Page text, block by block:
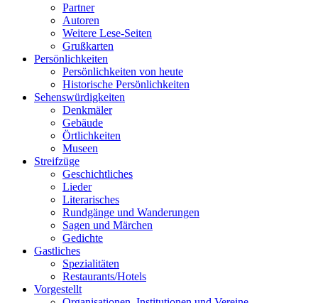
Partner
Autoren
Weitere Lese-Seiten
Grußkarten
Persönlichkeiten
Persönlichkeiten von heute
Historische Persönlichkeiten
Sehenswürdigkeiten
Denkmäler
Gebäude
Örtlichkeiten
Museen
Streifzüge
Geschichtliches
Lieder
Literarisches
Rundgänge und Wanderungen
Sagen und Märchen
Gedichte
Gastliches
Spezialitäten
Restaurants/Hotels
Vorgestellt